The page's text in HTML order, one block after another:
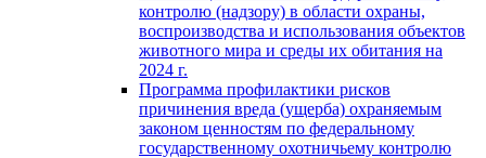
контролю (надзору) в области охраны,
воспроизводства и использования объектов
животного мира и среды их обитания на
2024 г.
Программа профилактики рисков
причинения вреда (ущерба) охраняемым
законом ценностям по федеральному
государственному охотничьему контролю